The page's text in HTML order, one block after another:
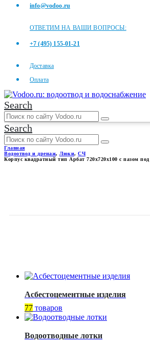
info@vodoo.ru
ОТВЕТИМ НА ВАШИ ВОПРОСЫ:
+7 (495) 155-01-21
Доставка
Оплата
Search
Search
Главная
Водоотвод и дренаж, Люки, СЧ
Корпус квадратный тип Арбат 720х720х100 с пазом
Асбестоцементные изделия
77 товаров
Водоотводные лотки